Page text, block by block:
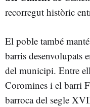
recorregut històric
El poble també manté
barris desenvolupats
del municipi. Entre
Coromines i el barri
barroca del segle